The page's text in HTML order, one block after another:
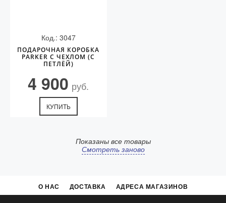
Код.: 3047
ПОДАРОЧНАЯ КОРОБКА
PARKER С ЧЕХЛОМ (С
ПЕТЛЁЙ)
4 900 руб.
КУПИТЬ
Показаны все товары
Смотреть заново
О НАС ДОСТАВКА АДРЕСА МАГАЗИНОВ